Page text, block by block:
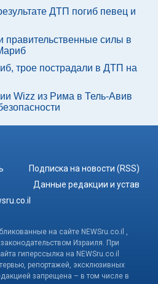
ДТП погиб певец и
правительственные силы в
трое пострадали в ДТП на
Wizz из Рима в Тель-Авив
Подписка на новости (RSS)
Данные редакции и устав
на сайте NEWSru.co.il ,
Израиля. При
гиперссылка на NEWSru.co.il
репортажей, эксклюзивных
запрещена – в том числе в